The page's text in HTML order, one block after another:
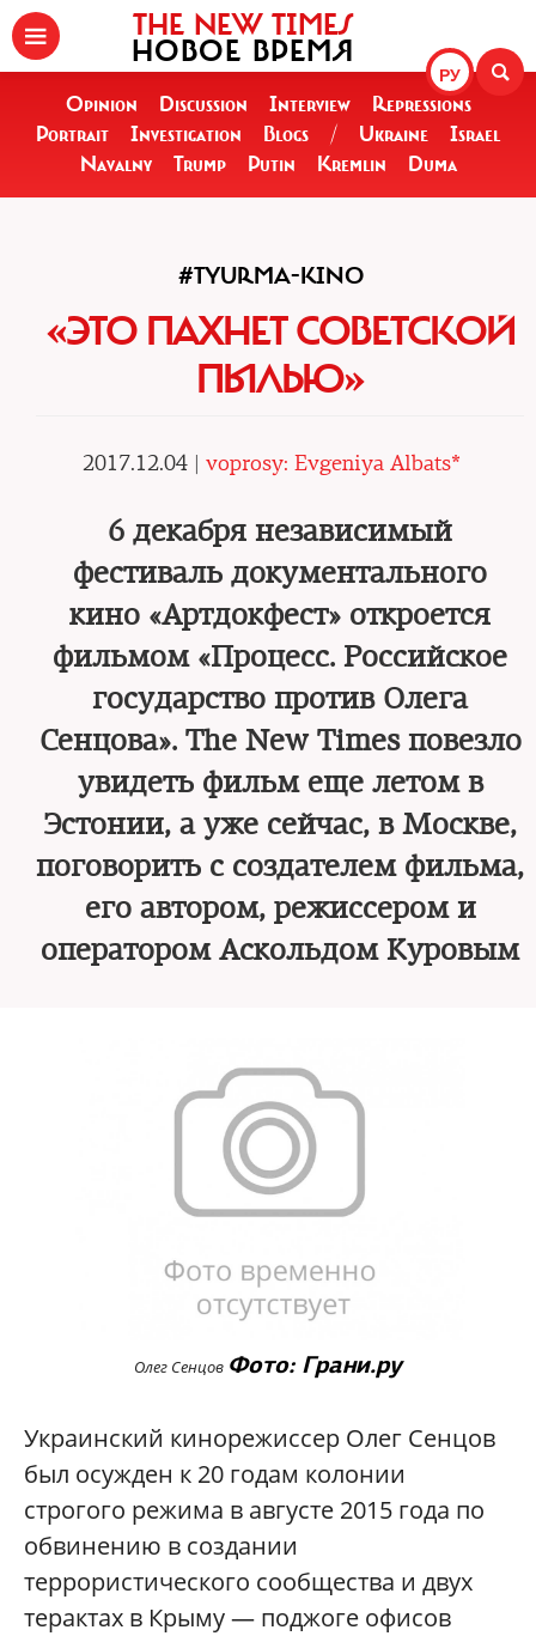
РУ
THE NEW TIMES
НОВОЕ ВРЕМЯ
Opinion Discussion Interview
Repressions
Portrait
Investigation Blogs / Ukraine
Israel
Navalny
Trump Putin Kremlin Duma
#TYURMA-KINO
«ЭТО ПАХНЕТ СОВЕТСКОЙ
ПЫЛЬЮ»
2017.12.04 | voprosy: Evgeniya Albats*
6 декабря независимый
фестиваль документального
кино «Артдокфест» откроется
фильмом «Процесс. Российское
государство против Олега
Сенцова». The New Times повезло
увидеть фильм еще летом в
Эстонии, а уже сейчас, в Москве,
поговорить с создателем фильма,
его автором, режиссером и
оператором Аскольдом Куровым
Олег Сенцов Фото: Грани.ру
Украинский кинорежиссер Олег Сенцов
был осужден к 20 годам колонии
строгого режима в августе 2015 года по
обвинению в создании
террористического сообщества и двух
терактах в Крыму — поджоге офисов